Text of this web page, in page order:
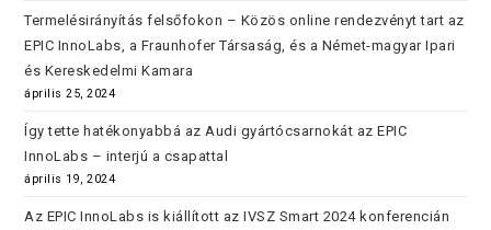
Termelésirányítás felsőfokon – Közös online rendezvényt tart az
EPIC InnoLabs, a Fraunhofer Társaság, és a Német-magyar Ipari
és Kereskedelmi Kamara
április 25, 2024
Így tette hatékonyabbá az Audi gyártócsarnokát az EPIC
InnoLabs – interjú a csapattal
április 19, 2024
Az EPIC InnoLabs is kiállított az IVSZ Smart 2024 konferencián